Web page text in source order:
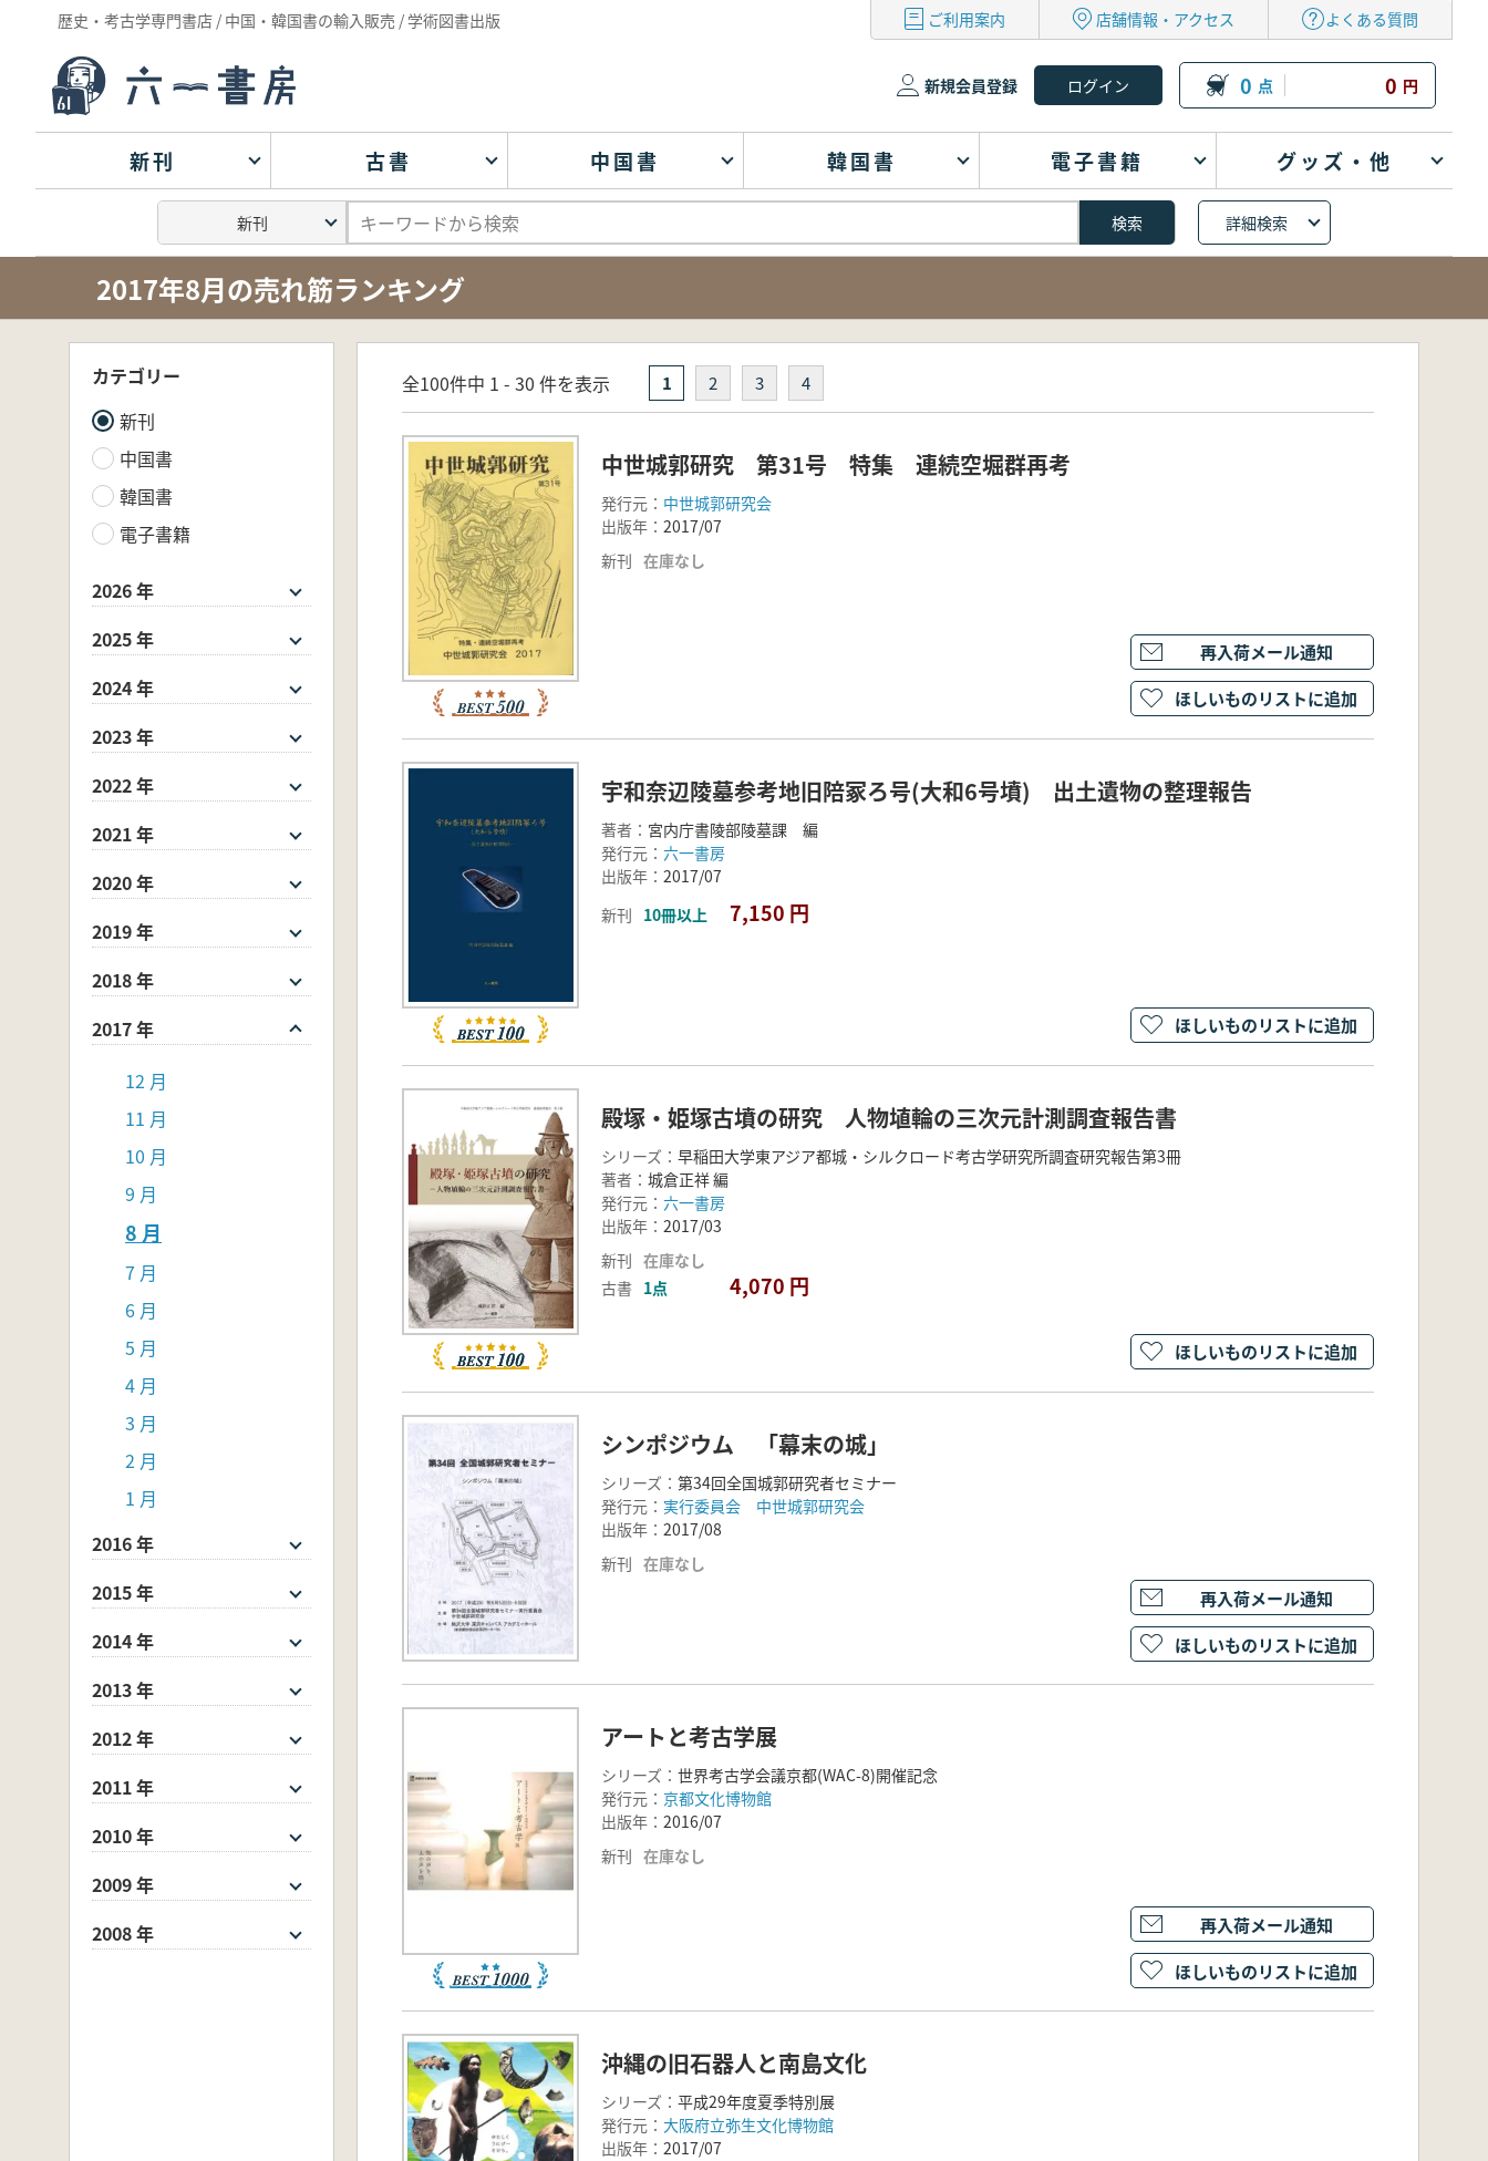
歴史・考古学専門書店 / 中国・韓国書の輸入販売 / 学術図書出版 ご利用案内 店舗情報・アクセス よくある質問
新規会員登録 0 点 0 円
新刊 古書 中国書 韓国書 電子書籍 グッズ・他
詳細検索
2017年8月の売れ筋ランキング
カテゴリー
新刊
中国書
韓国書
電子書籍
2026 年
2025 年
2024 年
2023 年
2022 年
2021 年
2020 年
2019 年
2018 年
2017 年
12 月
11 月
10 月
9 月
8 月
7 月
6 月
5 月
4 月
3 月
2 月
1 月
2016 年
2015 年
2014 年
2013 年
2012 年
2011 年
2010 年
2009 年
2008 年
全100件中 1 - 30 件を表示 1 2 3 4
中世城郭研究 第31号 特集 連続空堀群再考
発行元： 中世城郭研究会
出版年： 2017/07
新刊 在庫なし
再入荷メール通知
ほしいものリストに追加
宇和奈辺陵墓参考地旧陪冢ろ号(大和6号墳) 出土遺物の整理報告
著者： 宮内庁書陵部陵墓課 編
発行元： 六一書房
出版年： 2017/07
新刊 10冊以上 7,150 円
ほしいものリストに追加
殿塚・姫塚古墳の研究 人物埴輪の三次元計測調査報告書
シリーズ： 早稲田大学東アジア都城・シルクロード考古学研究所調査研究報告第3冊
著者： 城倉正祥 編
発行元： 六一書房
出版年： 2017/03
新刊 在庫なし
古書 1点 4,070 円
ほしいものリストに追加
シンポジウム 「幕末の城」
シリーズ： 第34回全国城郭研究者セミナー
発行元： 実行委員会 中世城郭研究会
出版年： 2017/08
新刊 在庫なし
再入荷メール通知
ほしいものリストに追加
アートと考古学展
シリーズ： 世界考古学会議京都(WAC-8)開催記念
発行元： 京都文化博物館
出版年： 2016/07
新刊 在庫なし
再入荷メール通知
ほしいものリストに追加
沖縄の旧石器人と南島文化
シリーズ： 平成29年度夏季特別展
発行元： 大阪府立弥生文化博物館
出版年： 2017/07